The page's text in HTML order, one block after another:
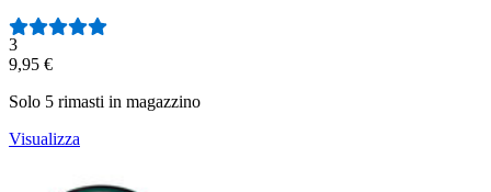
Numero di recensioni:
3
9,95 €
Solo 5 rimasti in magazzino
Visualizza